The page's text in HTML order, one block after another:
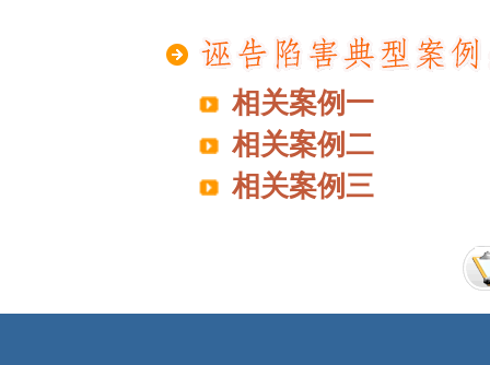
相关案例一
相关案例二
相关案例三